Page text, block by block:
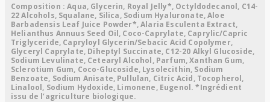
Composition : Aqua, Glycerin, Royal Jelly*, Octyldodecanol, C14-
22 Alcohols, Squalane, Silica, Sodium Hyaluronate, Aloe
Barbadensis Leaf Juice Powder*, Alaria Esculenta Extract,
Helianthus Annuus Seed Oil, Coco-Caprylate, Caprylic/Capric
Triglyceride, Capryloyl Glycerin/Sebacic Acid Copolymer,
Glyceryl Caprylate, Diheptyl Succinate, C12-20 Alkyl Glucoside,
Sodium Levulinate, Cetearyl Alcohol, Parfum, Xanthan Gum,
Sclerotium Gum, Coco-Glucoside, Lysolecithin, Sodium
Benzoate, Sodium Anisate, Pullulan, Citric Acid, Tocopherol,
Linalool, Sodium Hydoxide, Limonene, Eugenol. *Ingrédient
issu de l’agriculture biologique.